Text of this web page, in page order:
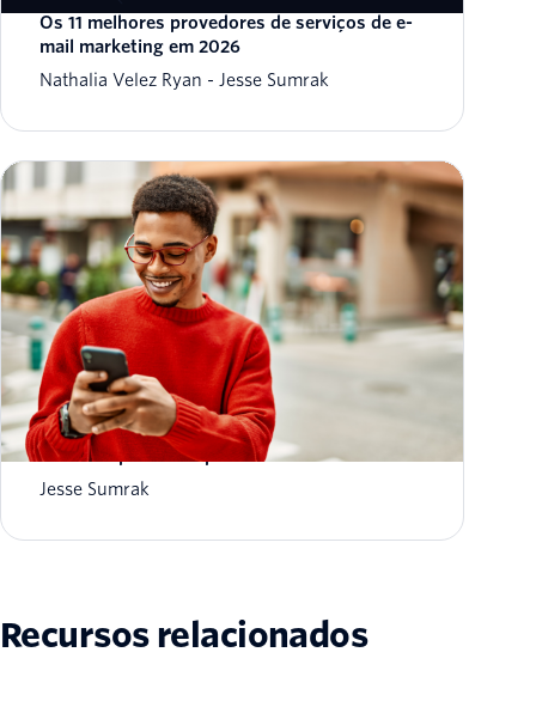
Os 11 melhores provedores de serviços de e-
mail marketing em 2026
Nathalia Velez Ryan
Jesse Sumrak
Mais de 19 dicas para que seus e-mails não
caiam na pasta de spam em 2026
Jesse Sumrak
Recursos relacionados